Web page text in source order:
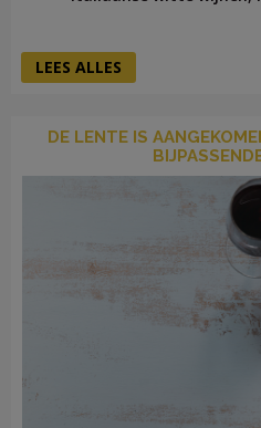
LEES ALLES
DE LENTE IS